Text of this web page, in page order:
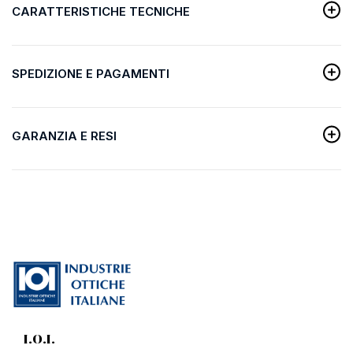
CARATTERISTICHE TECNICHE
SPEDIZIONE E PAGAMENTI
GARANZIA E RESI
I.O.I.